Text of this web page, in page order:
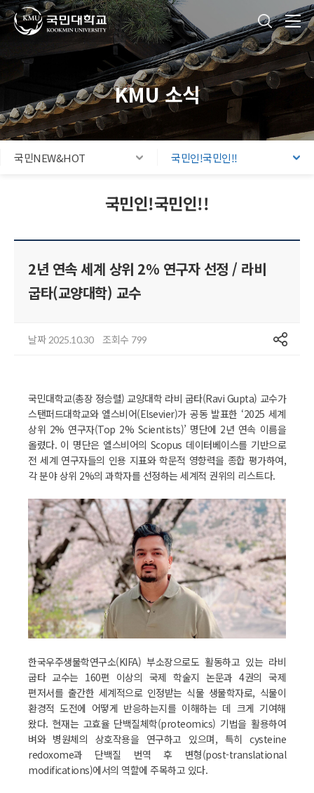
주메뉴 바로가기
본문내용 바로가기
푸터 바로가기
국민대학교
KMU 소식
국민NEW&HOT 국민인!국민인!!
국민인!국민인!!
2년 연속 세계 상위 2% 연구자 선정 / 라비
굽타(교양대학) 교수
날짜 2025.10.30 조회수 799 공유
국민대학교(총장 정승렬) 교양대학 라비 굽타(Ravi Gupta) 교수가
스탠퍼드대학교와 엘스비어(Elsevier)가 공동 발표한 ‘2025 세계
상위 2% 연구자(Top 2% Scientists)’ 명단에 2년 연속 이름을
올렸다. 이 명단은 엘스비어의 Scopus 데이터베이스를 기반으로
전 세계 연구자들의 인용 지표와 학문적 영향력을 종합 평가하여,
각 분야 상위 2%의 과학자를 선정하는 세계적 권위의 리스트다.
한국우주생물학연구소(KIFA) 부소장으로도 활동하고 있는 라비
굽타 교수는 160편 이상의 국제 학술지 논문과 4권의 국제
편저서를 출간한 세계적으로 인정받는 식물 생물학자로, 식물이
환경적 도전에 어떻게 반응하는지를 이해하는 데 크게 기여해
왔다. 현재는 고효율 단백질체학(proteomics) 기법을 활용하여
벼와 병원체의 상호작용을 연구하고 있으며, 특히 cysteine
redoxome과 단백질 번역 후 변형(post-translational
modifications)에서의 역할에 주목하고 있다.